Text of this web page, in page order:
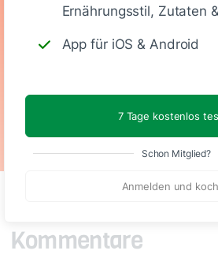
Ernährungsstil, Zutaten
App für iOS & Android
7 Tage kostenlos
Schon Mitglied?
Anmelden und
Kommentare